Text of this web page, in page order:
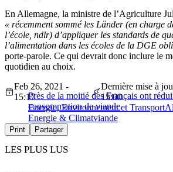
En Allemagne, la ministre de l’Agriculture
« récemment sommé les Länder (en charge
l’école, ndlr) d’appliquer les standards de
l’alimentation dans les écoles de la DGE
porte-parole. Ce qui devrait donc inclure le
quotidien au choix.
Près de la moitié des Français ont
consommation de viande
Feb 26, 2021 -
15:17
Dernière mise à
15:00
Energie, Environnement et Transport
Energie & Climatviande
Print Partager
LES PLUS LUS